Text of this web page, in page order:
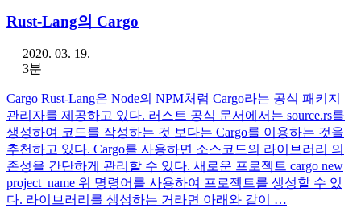
Rust-Lang의 Cargo
2020. 03. 19.
3분
Cargo Rust-Lang은 Node의 NPM처럼 Cargo라는 공식 패키지
관리자를 제공하고 있다. 러스트 공식 문서에서는 source.rs를
생성하여 코드를 작성하는 것 보다는 Cargo를 이용하는 것을
추천하고 있다. Cargo를 사용하면 소스코드의 라이브러리 의
존성을 간단하게 관리할 수 있다. 새로운 프로젝트 cargo new
project_name 위 명령어를 사용하여 프로젝트를 생성할 수 있
다. 라이브러리를 생성하는 거라면 아래와 같이 …